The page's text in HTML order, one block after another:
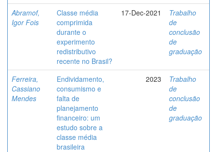
Abramof,
Igor Fois
Classe média
comprimida
durante o
experimento
redistributivo
recente no Brasil?
17-Dec-2021
Trabalho
de
conclusão
de
graduação
Ferreira,
Cassiano
Mendes
Endividamento,
consumismo e
falta de
planejamento
financeiro: um
estudo sobre a
classe média
brasileira
2023
Trabalho
de
conclusão
de
graduação